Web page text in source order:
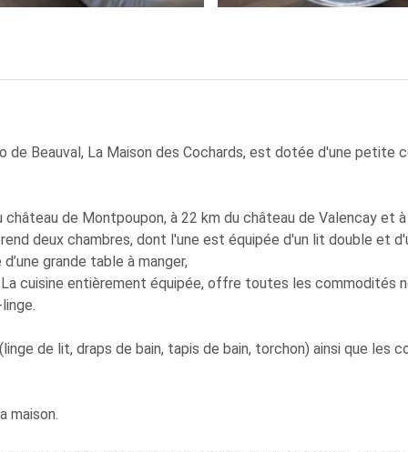
de Beauval, La Maison des Cochards, est dotée d'une petite
de Montpoupon, à 22 km du château de Valencay et
deux chambres, dont l'une est équipée d'un lit double et
grande table à manger,
cuisine entièrement équipée, offre toutes les commodités
de lit, draps de bain, tapis de bain, torchon) ainsi que les
maison.